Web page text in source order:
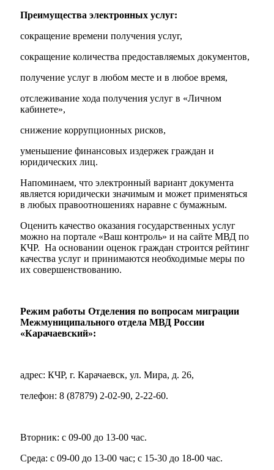
Преимущества электронных услуг:
сокращение времени получения услуг,
сокращение количества предоставляемых документов,
получение услуг в любом месте и в любое время,
отслеживание хода получения услуг в «Личном
кабинете»,
снижение коррупционных рисков,
уменьшение финансовых издержек граждан и
юридических лиц.
Напоминаем, что электронный вариант документа
является юридически значимым и может применяться
в любых правоотношениях наравне с бумажным.
Оценить качество оказания государственных услуг
можно на портале «Ваш контроль» и на сайте МВД по
КЧР. На основании оценок граждан строится рейтинг
качества услуг и принимаются необходимые меры по
их совершенствованию.
Режим работы Отделения по вопросам миграции
Межмуниципального отдела МВД России
«Карачаевский»:
адрес: КЧР, г. Карачаевск, ул. Мира, д. 26,
телефон: 8 (87879) 2-02-90, 2-22-60.
Вторник: с 09-00 до 13-00 час.
Среда: с 09-00 до 13-00 час; с 15-30 до 18-00 час.
Мэр